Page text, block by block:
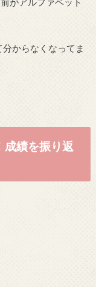
からなくなってま
成績を振り返